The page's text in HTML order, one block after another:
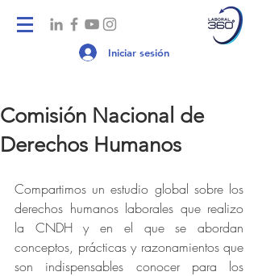
Iniciar sesión
Comisión Nacional de
Derechos Humanos
Compartimos un estudio global sobre los
derechos humanos laborales que realizo
la CNDH y en el que se abordan
conceptos, prácticas y razonamientos que
son indispensables conocer para los